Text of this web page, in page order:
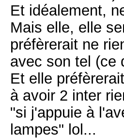
Et idéalement,
Mais elle, elle
préfèrerait ne
avec son tel (ce
Et elle
à avoir 2 inter
"si j'appuie à
lampes" lol...